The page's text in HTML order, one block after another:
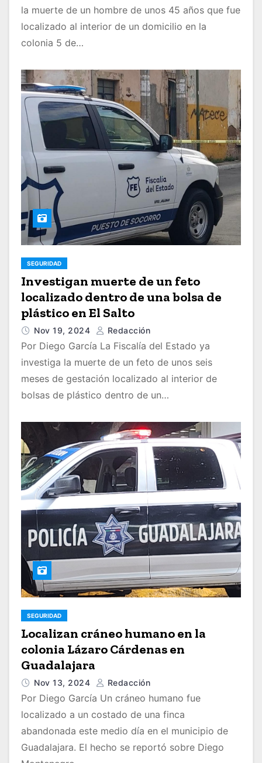
la muerte de un hombre de unos 45 años que fue
localizado al interior de un domicilio en la
colonia 5 de…
SEGURIDAD
Investigan muerte de un feto
localizado dentro de una bolsa de
plástico en El Salto
Nov 19, 2024 Redacción
Por Diego García La Fiscalía del Estado ya
investiga la muerte de un feto de unos seis
meses de gestación localizado al interior de
bolsas de plástico dentro de un…
SEGURIDAD
Localizan cráneo humano en la
colonia Lázaro Cárdenas en
Guadalajara
Nov 13, 2024 Redacción
Por Diego García Un cráneo humano fue
localizado a un costado de una finca
abandonada este medio día en el municipio de
Guadalajara. El hecho se reportó sobre Diego